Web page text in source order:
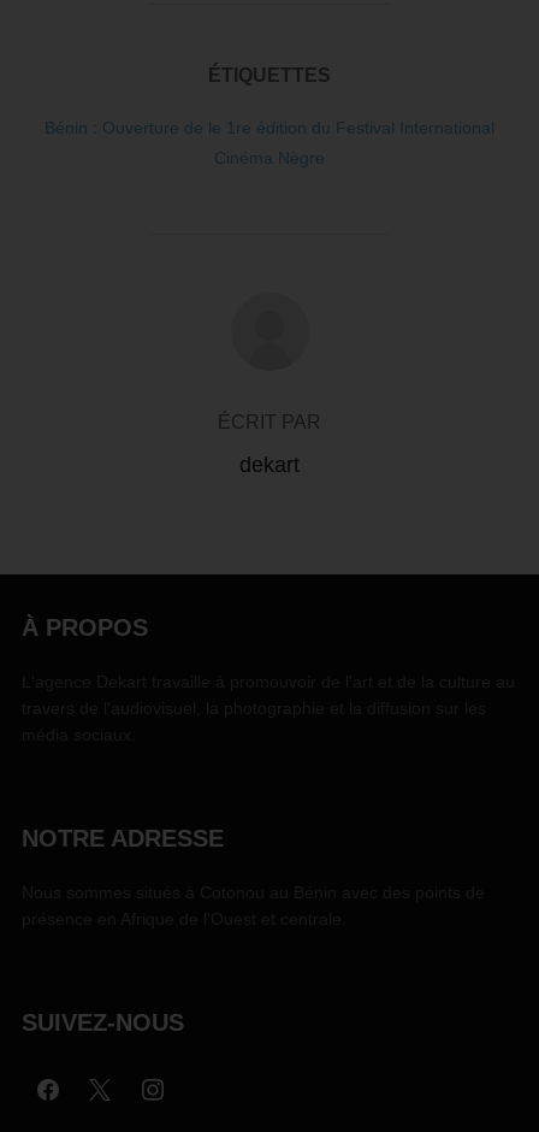
ÉTIQUETTES
Bénin : Ouverture de le 1re édition du Festival International
Cinéma Nègre
ÉCRIT PAR
dekart
À PROPOS
NOTRE ADRESSE
SUIVEZ-NOUS